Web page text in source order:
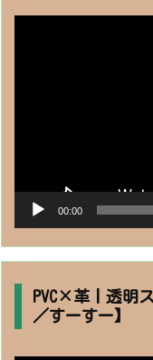
00:00
PVC×革丨透明
／すーすー】